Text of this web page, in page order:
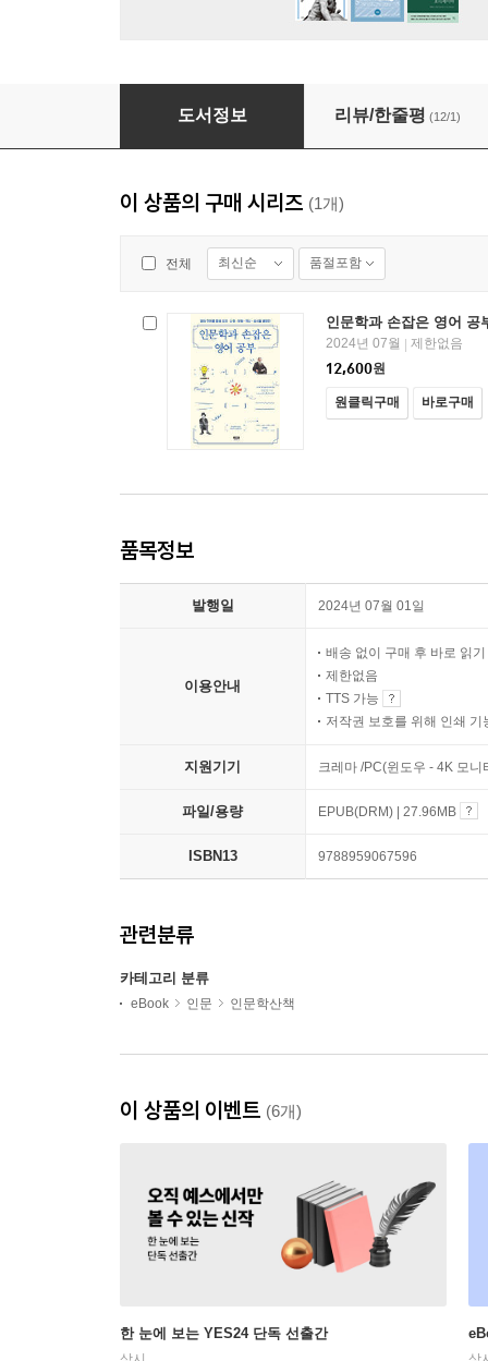
인문학과 손잡은 영어 공부 1
도서정보 리뷰/한줄평 (12/1)
이 상품의 구매 시리즈 (1개)
전체 최신순 품절포함
인문학과 손잡은 영어 공
2024년 07월 | 제한없음
12,600원
원클릭구매 바로구매
품목정보
발행일 2024년 07월 01일
이용안내
배송 없이 구매 후 바로 읽기
제한없음
TTS 가능
저작권 보호를 위해 인쇄 기
지원기기 크레마 /PC(윈도우 - 4K 모
파일/용량 EPUB(DRM) | 27.96MB
ISBN13 9788959067596
관련분류
카테고리 분류
eBook 인문 인문학산책
이 상품의 이벤트 (6개)
한 눈에 보는 YES24 단독 선출간